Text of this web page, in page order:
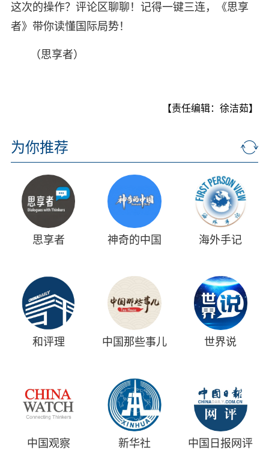
这次的操作？评论区聊聊！记得一键三连，《思享
者》带你读懂国际局势！
（思享者）
【责任编辑：徐洁茹】
为你推荐
思享者 神奇的中国 海外手记
和评理 中国那些事儿 世界说
中国观察 新华社 中国日报网评